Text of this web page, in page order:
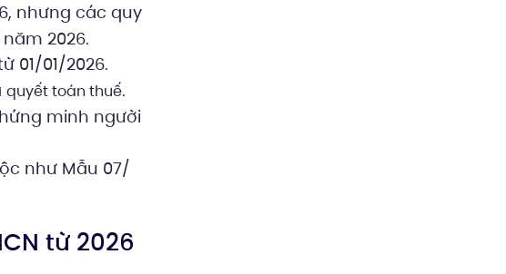
nhưng các quy
2026.
01/01/2026.
quyết toán thuế.
minh người
như Mẫu 07/
từ 2026